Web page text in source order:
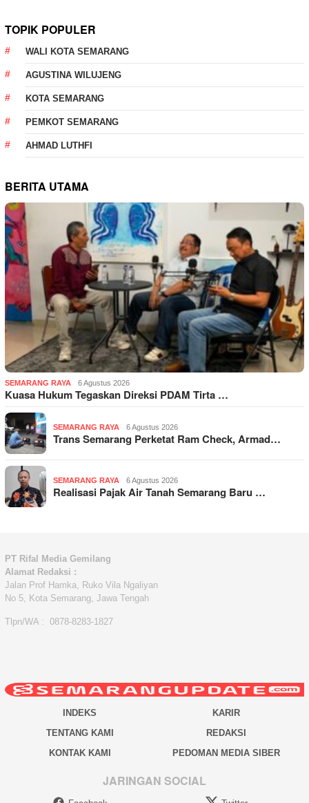
TOPIK POPULER
WALI KOTA SEMARANG
AGUSTINA WILUJENG
KOTA SEMARANG
PEMKOT SEMARANG
AHMAD LUTHFI
BERITA UTAMA
SEMARANG RAYA 6 Agustus 2026
Kuasa Hukum Tegaskan Direksi PDAM Tirta …
SEMARANG RAYA 6 Agustus 2026
Trans Semarang Perketat Ram Check, Armad…
SEMARANG RAYA 6 Agustus 2026
Realisasi Pajak Air Tanah Semarang Baru …
PT Rifal Media Gemilang
Alamat Redaksi :
Jalan Prof Hamka, Ruko Vila Ngaliyan
No 5, Kota Semarang, Jawa Tengah
Tlpn/WA : 0878-8283-1827
INDEKS
KARIR
TENTANG KAMI
REDAKSI
KONTAK KAMI
PEDOMAN MEDIA SIBER
JARINGAN SOCIAL